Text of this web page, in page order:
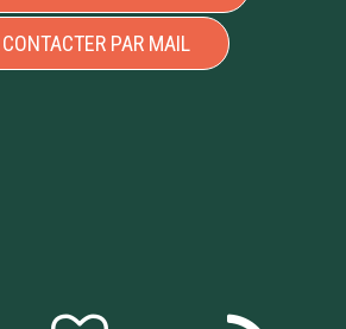
CONTACTER PAR MAIL